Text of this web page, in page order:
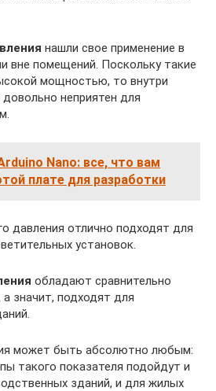
нашли свое применение в
вне помещений. Поскольку такие
мощностью, то внутри
неприятен для
Nano: все, что вам
плате для разработки
давления отлично подходят для
установок.
обладают сравнительно
значит, подходят для
может быть абсолютно любым:
такого показателя подойдут и
зданий, и для жилых